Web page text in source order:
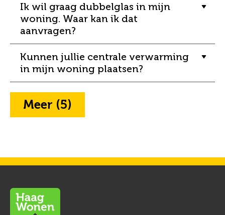
Ik wil graag dubbelglas in mijn
woning. Waar kan ik dat
aanvragen?
Kunnen jullie centrale verwarming
in mijn woning plaatsen?
Meer (5)
Contactinformatie